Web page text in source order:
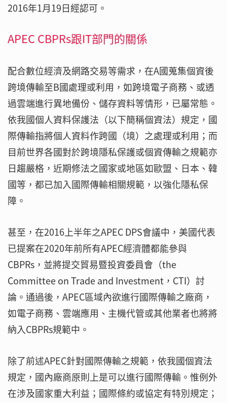
2016年1月19日經認可。
APEC CBPRs跟IT部門的關係
配合數位經濟及網路交易等需求，在A國蒐集個資後
跨境傳輸至B國處理或利用，如跨境電子商務、或透
過雲端進行異地備份、儲存資料等情形，已屬常態。
依我國個人資料保護法（以下簡稱個資法）規定，國
際傳輸指將個人資料作跨國（境）之處理或利用；而
目前世界各國對於跨境隱私保護或個資傳輸之規範亦
日趨嚴格，近期修法之國家或地區如歐盟、日本、韓
國等，都已加入國際傳輸相關規範，以強化隱私保
障。
甚至，在2016上半年之APEC DPS會議中，美國代表
已提案在2020年前所有APEC經濟體都能參與
CBPRs，並將提交貿易暨投資委員會（the
Committee on Trade and Investment，CTI）討
論。通過後，APEC區域內欲進行國際傳輸之廠商，
如電子商務、雲端應用、主機代管或其他業者也將將
納入CBPRs規範中。
除了前述APEC針對國際傳輸之規範，依我國個資法
規定，國內廠商原則上是可以進行國際傳輸。惟例外
在涉及國家重大利益；國際條約或協定有特別規定；